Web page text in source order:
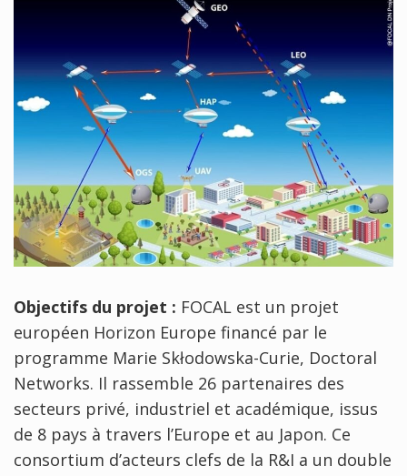
Objectifs du projet : FOCAL est un projet
européen Horizon Europe financé par le
programme Marie Skłodowska-Curie, Doctoral
Networks. Il rassemble 26 partenaires des
secteurs privé, industriel et académique, issus
de 8 pays à travers l’Europe et au Japon. Ce
consortium d’acteurs clefs de la R&I a un double